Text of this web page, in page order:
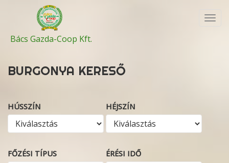
Bács Gazda-Coop Kft.
BURGONYA KERESŐ
HÚSSZÍN HÉJSZÍN
FŐZÉSI TÍPUS ÉRÉSI IDŐ